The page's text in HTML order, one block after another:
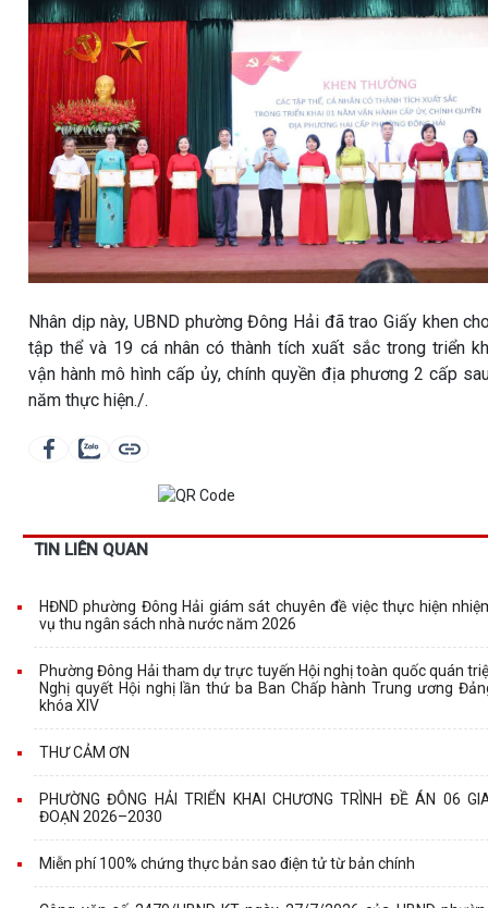
Nhân dịp này, UBND phường Đông Hải đã trao Giấy khen
tập thể và 19 cá nhân có thành tích xuất sắc trong triển
vận hành mô hình cấp ủy, chính quyền địa phương 2 cấp
năm thực hiện./.
TIN LIÊN QUAN
HĐND phường Đông Hải giám sát chuyên đề việc thực hiện
vụ thu ngân sách nhà nước năm 2026
Phường Đông Hải tham dự trực tuyến Hội nghị toàn quốc quán
Nghị quyết Hội nghị lần thứ ba Ban Chấp hành Trung ương
khóa XIV
THƯ CẢM ƠN
PHƯỜNG ĐÔNG HẢI TRIỂN KHAI CHƯƠNG TRÌNH ĐỀ ÁN 06
ĐOẠN 2026–2030
Miễn phí 100% chứng thực bản sao điện tử từ bản chính